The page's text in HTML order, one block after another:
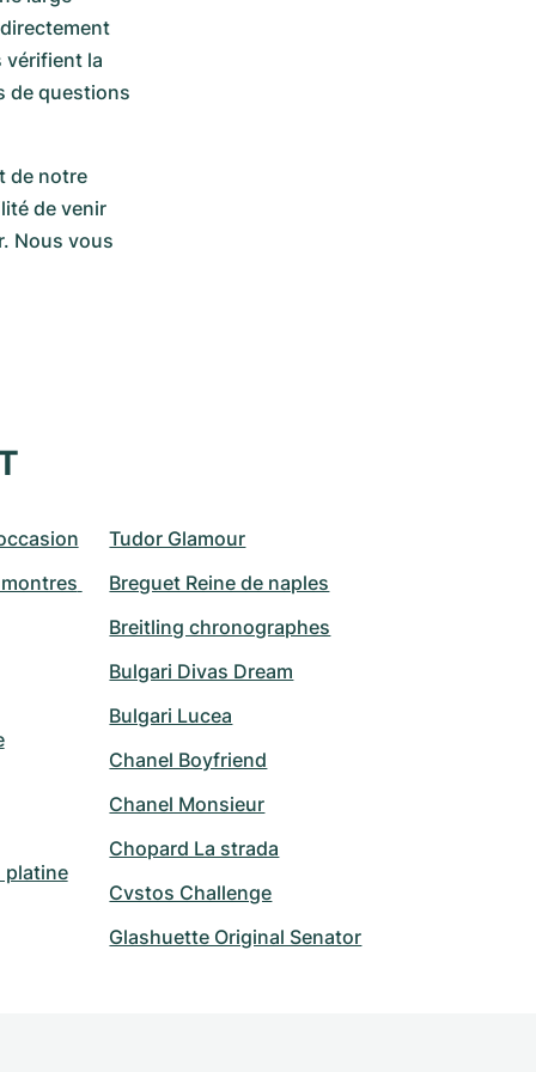
vérifient la
de questions
de notre
de venir
Nous vous
platine
Tudor Glamour
Breguet Reine de naples
Breitling chronographes
Bulgari Divas Dream
Bulgari Lucea
Chanel Boyfriend
Chanel Monsieur
Chopard La strada
Cvstos Challenge
Glashuette Original Senator